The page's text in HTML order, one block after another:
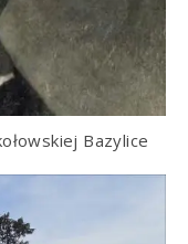
Bazylice